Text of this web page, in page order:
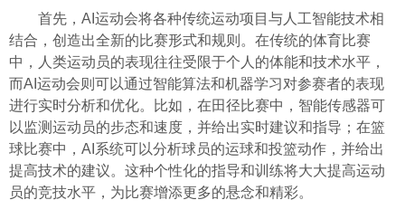
首先，AI运动会将各种传统运动项目与人工智能技术相
结合，创造出全新的比赛形式和规则。在传统的体育比赛
中，人类运动员的表现往往受限于个人的体能和技术水平，
而AI运动会则可以通过智能算法和机器学习对参赛者的表现
进行实时分析和优化。比如，在田径比赛中，智能传感器可
以监测运动员的步态和速度，并给出实时建议和指导；在篮
球比赛中，AI系统可以分析球员的运球和投篮动作，并给出
提高技术的建议。这种个性化的指导和训练将大大提高运动
员的竞技水平，为比赛增添更多的悬念和精彩。